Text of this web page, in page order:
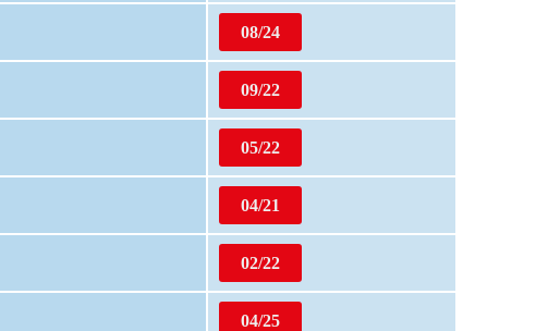
08/24
09/22
05/22
04/21
02/22
04/25